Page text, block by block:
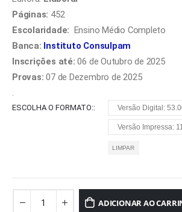
Páginas: 452
Escolaridade: Ensino Médio Completo
Banca: Instituto Consulpam
Inscrições até:06 de Outubro de 2025
Provas:07 de Dezembro de 2025
.
ESCOLHA O FORMATO: Versão Digital:
Versão Impressa:
LIMPAR
ADICIONAR AO